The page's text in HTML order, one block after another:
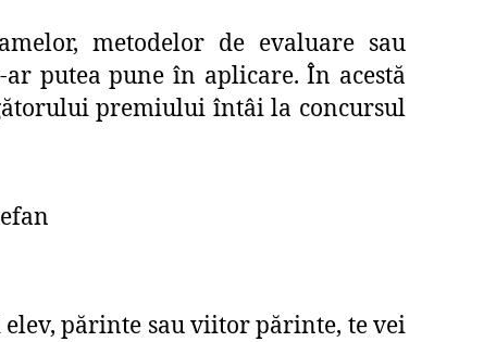
metodelor de evaluare sau
putea pune în aplicare. În acestă
premiului întâi la concursul
elev, părinte sau viitor părinte, te vei